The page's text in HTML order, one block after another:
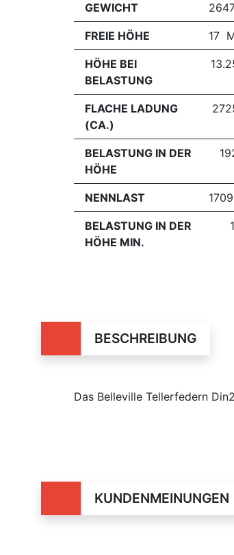
GEWICHT
FREIE HÖHE 17
HÖHE BEI
BELASTUNG
FLACHE LADUNG
(CA.)
BELASTUNG IN DER
HÖHE
NENNLAST
BELASTUNG IN DER
HÖHE MIN.
BESCHREIBUNG
Das Belleville Tellerfedern
KUNDENMEINUNGEN